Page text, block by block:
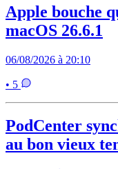
Apple bouche
macOS 26.6.1
06/08/2026 à 20:10
• 5
PodCenter
au bon vieux